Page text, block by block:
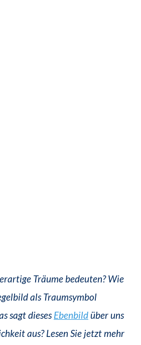
Träume bedeuten? Wie
als Traumsymbol
sagt diesesEbenbild über uns
aus? Lesen Sie jetzt mehr